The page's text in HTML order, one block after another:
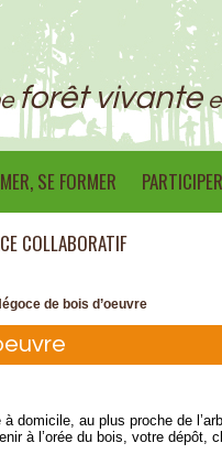
forêt vivante
SE FORMER
COLLABORATIF
de bois d’oeuvre
domicile, au plus proche de
à l’orée du bois, votre dépôt,